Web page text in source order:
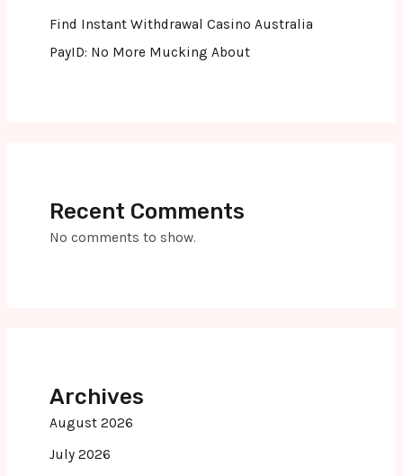
Find Instant Withdrawal Casino Australia
PayID: No More Mucking About
Recent Comments
No comments to show.
Archives
August 2026
July 2026